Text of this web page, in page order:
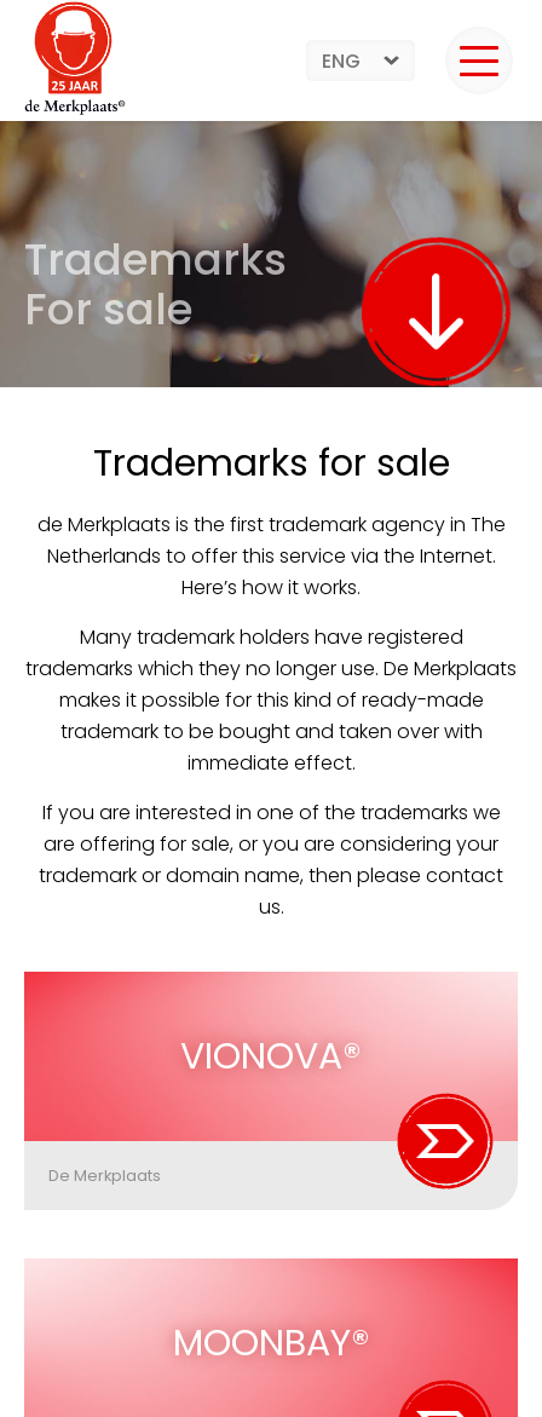
ENG
Trademarks
For sale
Trademarks for sale
de Merkplaats is the first trademark agency in The
Netherlands to offer this service via the Internet.
Here’s how it works.
Many trademark holders have registered
trademarks which they no longer use. De Merkplaats
makes it possible for this kind of ready-made
trademark to be bought and taken over with
immediate effect.
If you are interested in one of the trademarks we
are offering for sale, or you are considering your
trademark or domain name, then please contact
us.
VIONOVA®
De Merkplaats
MOONBAY®